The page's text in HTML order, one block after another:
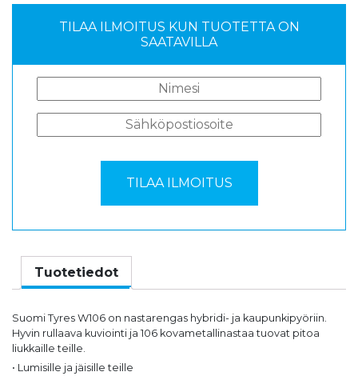
TILAA ILMOITUS KUN TUOTETTA ON
SAATAVILLA
Tuotetiedot
Suomi Tyres W106 on nastarengas hybridi- ja kaupunkipyöriin.
Hyvin rullaava kuviointi ja 106 kovametallinastaa tuovat pitoa
liukkaille teille.
• Lumisille ja jäisille teille